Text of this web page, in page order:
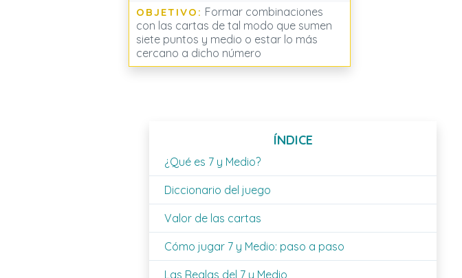
OBJETIVO: Formar combinaciones
con las cartas de tal modo que sumen
siete puntos y medio o estar lo más
cercano a dicho número
ÍNDICE
¿Qué es 7 y Medio?
Diccionario del juego
Valor de las cartas
Cómo jugar 7 y Medio: paso a paso
Las Reglas del 7 y Medio